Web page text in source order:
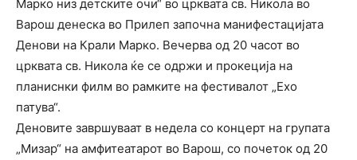
Марко низ детските очи“ во црквата св. Никола во
Варош денеска во Прилеп започна манифестацијата
Денови на Крали Марко. Вечерва од 20 часот во
црквата св. Никола ќе се одржи и прокеција на
планиснки филм во рамките на фестивалот „Ехо
патува“.
Деновите завршуваат в недела со концерт на групата
„Мизар“ на амфитеатарот во Варош, со почеток од 20